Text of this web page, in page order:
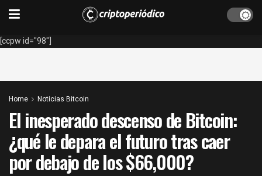
[ccpw id="98"]
Home Noticias Bitcoin
El inesperado descenso de Bitcoin:
¿qué le depara el futuro tras caer
por debajo de los $66,000?